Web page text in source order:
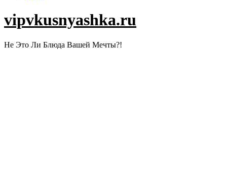
vipvkusnyashka.ru
Не Это Ли Блюда Вашей Мечты?!